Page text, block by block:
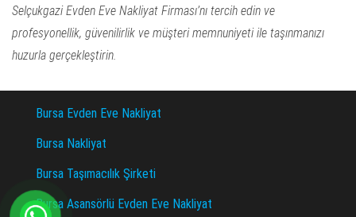
Selçukgazi Evden Eve Nakliyat Firması’nı tercih edin ve
profesyonellik, güvenilirlik ve müşteri memnuniyeti ile taşınmanızı
huzurla gerçekleştirin.
Bursa Evden Eve Nakliyat
Bursa Nakliyat
Bursa Taşımacılık Şirketi
Bursa Asansörlü Evden Eve Nakliyat